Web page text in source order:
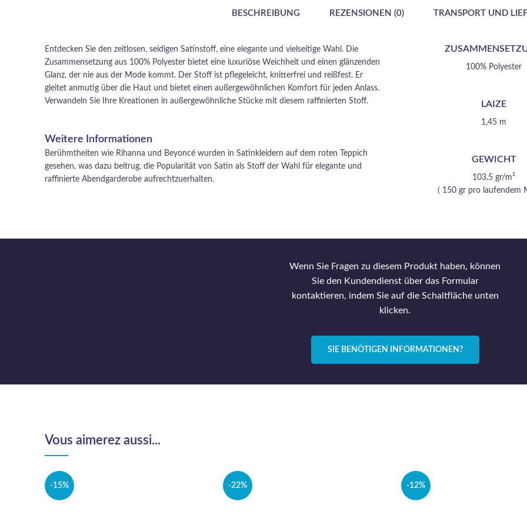
BESCHREIBUNG REZENSIONEN (0) TRANSPORT UND
Entdecken Sie den zeitlosen, seidigen Satinstoff, eine elegante und vielseitige Wahl. Die
Zusammensetzung aus 100% Polyester bietet eine luxuriöse Weichheit und einen glänzenden
Glanz, der nie aus der Mode kommt. Der Stoff ist pflegeleicht, knitterfrei und reißfest. Er
gleitet anmutig über die Haut und bietet einen außergewöhnlichen Komfort für jeden Anlass.
Verwandeln Sie Ihre Kreationen in außergewöhnliche Stücke mit diesem raffinierten Stoff.
Weitere Informationen
Berühmtheiten wie Rihanna und Beyoncé wurden in Satinkleidern auf dem roten Teppich
gesehen, was dazu beitrug, die Popularität von Satin als Stoff der Wahl für elegante und
raffinierte Abendgarderobe aufrechtzuerhalten.
100% Polyester
LAIZE
1,45 m
GEWICHT
103.5 gr/m²
( 150 gr pro laufendem
Wenn Sie Fragen zu diesem Produkt haben, können
Sie den Kundendienst über das Formular
kontaktieren, indem Sie auf die Schaltfläche unten
klicken.
SIE BENÖTIGEN INFORMATIONEN?
Vous aimerez aussi...
-15% -22% -12%